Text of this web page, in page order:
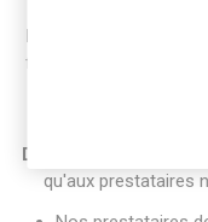
Base légale du
fondé sur l'
tout ce qui concerne
Destinataires des
qu'aux prestataires